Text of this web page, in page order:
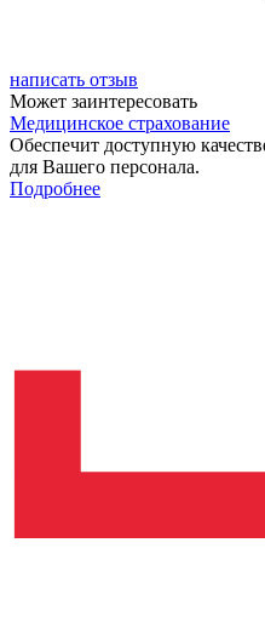
написать отзыв
Может заинтересовать
Медицинское страхование
Обеспечит доступную
для Вашего персонала.
Подробнее